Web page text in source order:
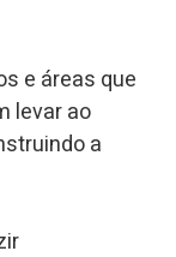
e áreas que
levar ao
a